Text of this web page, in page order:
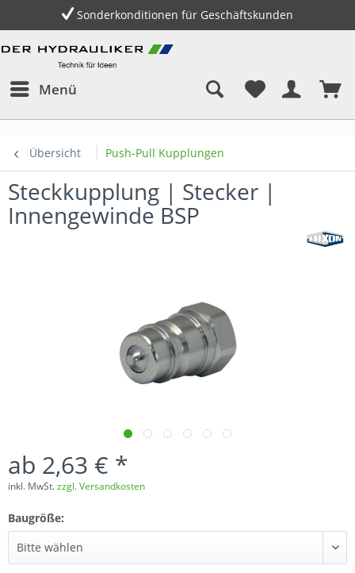
Sonderkonditionen für Geschäftskunden
Menü
Übersicht Push-Pull Kupplungen
Steckkupplung | Stecker |
Innengewinde BSP
ab 2,63 € *
inkl. MwSt.zzgl. Versandkosten
Baugröße: